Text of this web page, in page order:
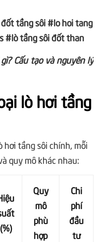
tầng sôi #lo hoi tang
#lò tầng sôi đốt than
Cấu tạo và nguyên lý
lò hơi tầng
hơi tầng sôi chính, mỗi
quy mô khác nhau:
(%)
Quy
mô
phù
hợp
Chi
phí
đầu
tư